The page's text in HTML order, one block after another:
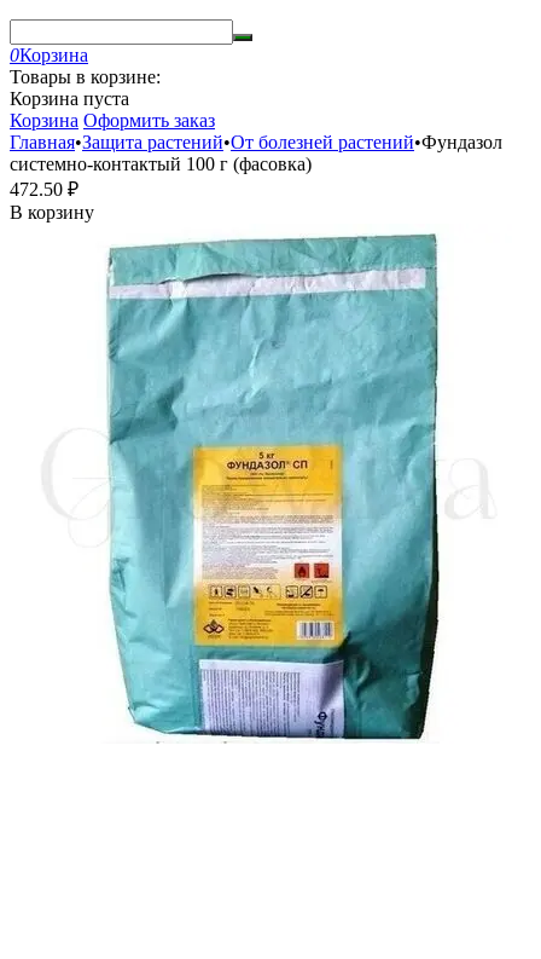
0Корзина
Товары в корзине:
Корзина пуста
Корзина Оформить заказ
Главная•Защита растений•От болезней растений•Фундазол
системно-контактый 100 г (фасовка)
472.50 ₽
В корзину